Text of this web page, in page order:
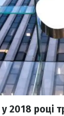
2018 році